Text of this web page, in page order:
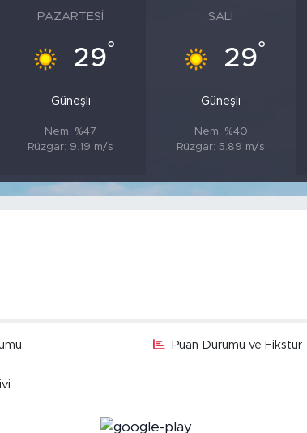
PAZARTESI
29°
Güneşli
Nem: %47
Rüzgar: 9.19 m/s
SALI
29°
Güneşli
Nem: %40
Rüzgar: 5.89 m/s
Puan Durumu ve Fikstür